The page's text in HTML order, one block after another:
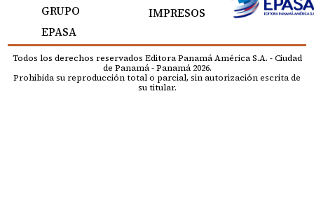
GRUPO
EPASA
IMPRESOS
Todos los derechos reservados Editora Panamá América S.A. - Ciudad
de Panamá - Panamá 2026.
Prohibida su reproducción total o parcial, sin autorización escrita de
su titular.